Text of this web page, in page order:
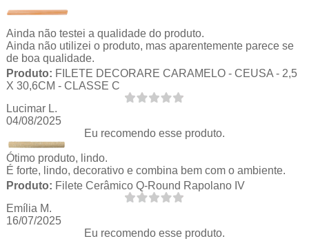
Ainda não testei a qualidade do produto.
Ainda não utilizei o produto, mas aparentemente parece se
de boa qualidade.
Produto: FILETE DECORARE CARAMELO - CEUSA - 2,5
X 30,6CM - CLASSE C
Lucimar L.
04/08/2025
Eu recomendo esse produto.
Ótimo produto, lindo.
É forte, lindo, decorativo e combina bem com o ambiente.
Produto: Filete Cerâmico Q-Round Rapolano IV
Emília M.
16/07/2025
Eu recomendo esse produto.